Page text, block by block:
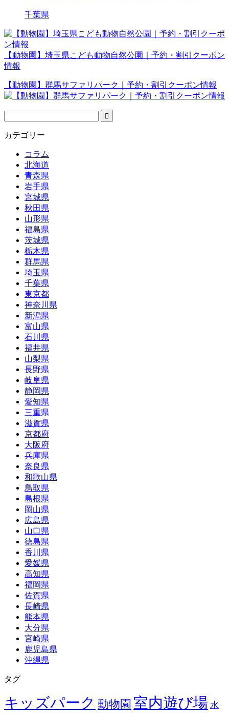
千葉県
【動物園】埼玉県こども動物自然公園｜予約・割引クーポン
情報
【動物園】群馬サファリパーク｜予約・割引クーポン情報
カテゴリー
コラム
北海道
青森県
岩手県
宮城県
秋田県
山形県
福島県
茨城県
栃木県
群馬県
埼玉県
千葉県
東京都
神奈川県
新潟県
富山県
石川県
福井県
山梨県
長野県
岐阜県
静岡県
愛知県
三重県
滋賀県
京都府
大阪府
兵庫県
奈良県
和歌山県
鳥取県
島根県
岡山県
広島県
山口県
徳島県
香川県
愛媛県
高知県
福岡県
佐賀県
長崎県
熊本県
大分県
宮崎県
鹿児島県
沖縄県
タグ
キッズパーク 動物園 室内遊び場 水